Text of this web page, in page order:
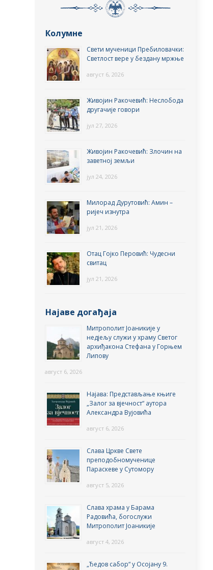
Колумне
Свети мученици Пребиловачки:
Светлост вере у бездану мржње
август 6, 2026
Живојин Ракочевић: Неслобода
другачије говори
јул 27, 2026
Живојин Ракочевић: Злочин на
заветној земљи
јул 24, 2026
Милорад Дурутовић: Амин –
ријеч изнутра
јул 21, 2026
Отац Гојко Перовић: Чудесни
свитац
јул 21, 2026
Најаве догађаја
Митрополит Јоаникије у
недјељу служи у храму Светог
архиђакона Стефана у Горњем
Липову
август 6, 2026
Најава: Представљање књиге
„Залог за вјечност“ аутора
Александра Вујовића
август 6, 2026
Слава Цркве Свете
преподобномученице
Параскеве у Сутомору
август 5, 2026
Слава храма у Барама
Радовића, богослужи
Митрополит Јоаникије
август 4, 2026
„Ђедов сабор“ у Осојану 9.